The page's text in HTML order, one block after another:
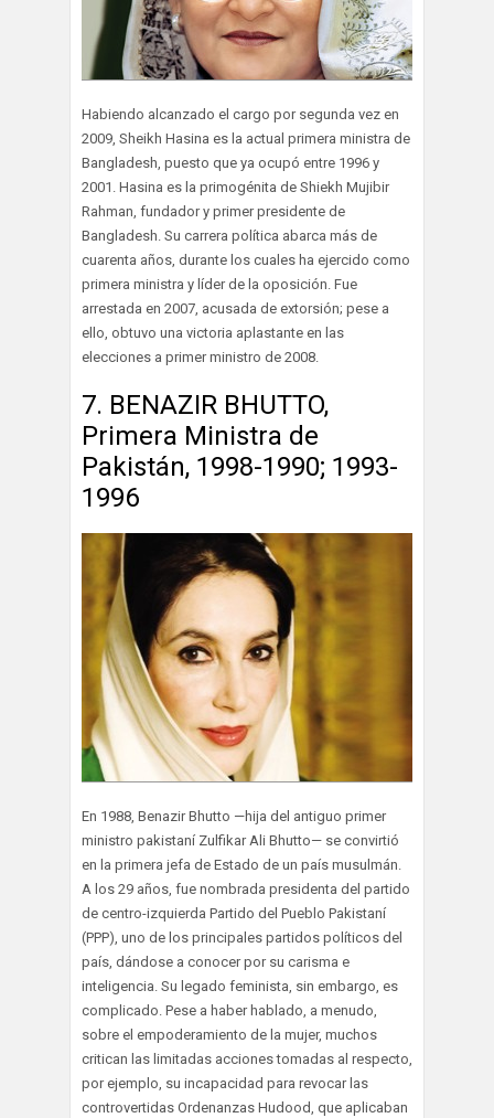
Habiendo alcanzado el cargo por segunda vez en
2009, Sheikh Hasina es la actual primera ministra de
Bangladesh, puesto que ya ocupó entre 1996 y
2001. Hasina es la primogénita de Shiekh Mujibir
Rahman, fundador y primer presidente de
Bangladesh. Su carrera política abarca más de
cuarenta años, durante los cuales ha ejercido como
primera ministra y líder de la oposición. Fue
arrestada en 2007, acusada de extorsión; pese a
ello, obtuvo una victoria aplastante en las
elecciones a primer ministro de 2008.
7. BENAZIR BHUTTO,
Primera Ministra de
Pakistán, 1998-1990; 1993-
1996
En 1988, Benazir Bhutto —hija del antiguo primer
ministro pakistaní Zulfikar Ali Bhutto— se convirtió
en la primera jefa de Estado de un país musulmán.
A los 29 años, fue nombrada presidenta del partido
de centro-izquierda Partido del Pueblo Pakistaní
(PPP), uno de los principales partidos políticos del
país, dándose a conocer por su carisma e
inteligencia. Su legado feminista, sin embargo, es
complicado. Pese a haber hablado, a menudo,
sobre el empoderamiento de la mujer, muchos
critican las limitadas acciones tomadas al respecto,
por ejemplo, su incapacidad para revocar las
controvertidas Ordenanzas Hudood, que aplicaban